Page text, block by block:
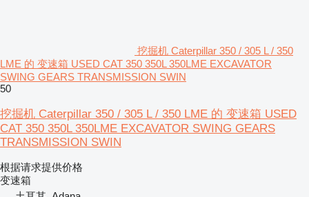
挖掘机 Caterpillar 350 / 305 L / 350
LME 的 变速箱 USED CAT 350 350L 350LME EXCAVATOR
SWING GEARS TRANSMISSION SWIN
50
挖掘机 Caterpillar 350 / 305 L / 350 LME 的 变速箱 USED
CAT 350 350L 350LME EXCAVATOR SWING GEARS
TRANSMISSION SWIN
根据请求提供价格
变速箱